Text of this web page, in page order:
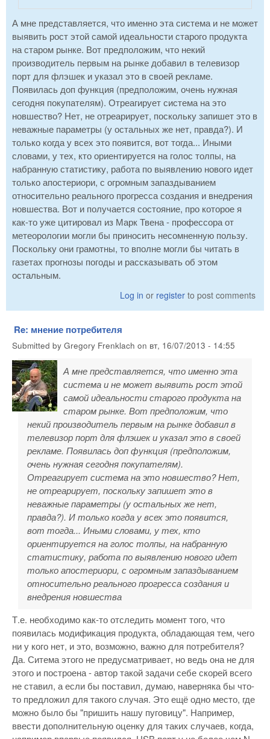
А мне представляется, что именно эта система и не может
выявить рост этой самой идеальности старого продукта
на старом рынке. Вот предположим, что некий
производитель первым на рынке добавил в телевизор
порт для флэшек и указал это в своей рекламе.
Появилась доп функция (предположим, очень нужная
сегодня покупателям). Отреагирует система на это
новшество? Нет, не отреарирует, поскольку запишет это в
неважные параметры (у остальных же нет, правда?). И
только когда у всех это появится, вот тогда... Иными
словами, у тех, кто ориентируется на голос толпы, на
набранную статистику, работа по выявлению нового идет
только апостериори, с огромным запаздыванием
относительно реального прогресса создания и внедрения
новшества. Вот и получается состояние, про которое я
как-то уже цитировал из Марк Твена - профессора от
метеорологии могли бы приносить несомненную пользу.
Поскольку они грамотны, то вполне могли бы читать в
газетах прогнозы погоды и рассказывать об этом
остальным.
Log in or register to post comments
Re: мнение потребителя
Submitted by Gregory Frenklach on вт, 16/07/2013 - 14:55
А мне представляется, что именно эта
система и не может выявить рост этой
самой идеальности старого продукта на
старом рынке. Вот предположим, что
некий производитель первым на рынке добавил в
телевизор порт для флэшек и указал это в своей
рекламе. Появилась доп функция (предположим,
очень нужная сегодня покупателям).
Отреагирует система на это новшество? Нет,
не отреарирует, поскольку запишет это в
неважные параметры (у остальных же нет,
правда?). И только когда у всех это появится,
вот тогда... Иными словами, у тех, кто
ориентируется на голос толпы, на набранную
статистику, работа по выявлению нового идет
только апостериори, с огромным запаздыванием
относительно реального прогресса создания и
внедрения новшества
Т.е. необходимо как-то отследить момент того, что
появилась модификация продукта, обладающая тем, чего
ни у кого нет, и это, возможно, важно для потребителя?
Да. Ситема этого не предусматривает, но ведь она не для
этого и построена - автор такой задачи себе скорей всего
не ставил, а если бы поставил, думаю, наверняка бы что-
то предложил для такого случая. Это ещё одно место, где
можно было бы "пришить нашу пуговицу". Например,
ввести дополнительную оценку для таких случаев, когда,